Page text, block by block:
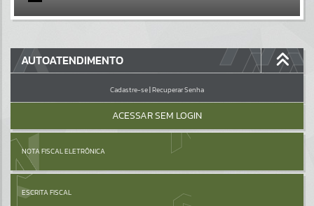
Por favor, aguarde...
GALERIAS
Por favor, aguarde...
AUTOATENDIMENTO
Cadastre-se|Recuperar Senha
ACESSAR SEM LOGIN
NOTA FISCAL ELETRÔNICA
ESCRITA FISCAL